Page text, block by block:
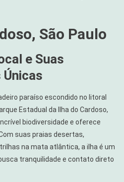
São Paulo
e Suas
paraíso escondido no litoral
Estadual da Ilha do Cardoso,
biodiversidade e oferece
suas praias desertas,
na mata atlântica, a ilha é um
tranquilidade e contato direto